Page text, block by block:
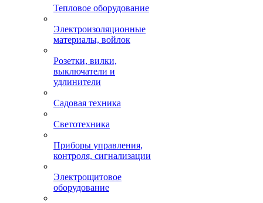
Тепловое оборудование
Электроизоляционные
материалы, войлок
Розетки, вилки,
выключатели и
удлинители
Садовая техника
Светотехника
Приборы управления,
контроля, сигнализации
Электрощитовое
оборудование